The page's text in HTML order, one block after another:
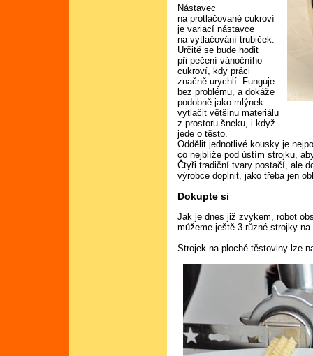
Nástavec
na protlačované cukroví
je variací nástavce
na vytlačování trubiček.
Určitě se bude hodit
při pečení vánočního
cukroví, kdy práci
značně urychlí. Funguje
bez problému, a dokáže
podobně jako mlýnek
vytlačit většinu materiálu
z prostoru šneku, i když
jede o těsto.
Oddělit jednotlivé kousky je
co nejblíže pod ústím strojku,
Čtyři tradiční tvary postačí, ale
výrobce doplnit, jako třeba jen
Dokupte si
Jak je dnes již zvykem, robot
můžeme ještě 3 různé strojky
Strojek na ploché těstoviny lze